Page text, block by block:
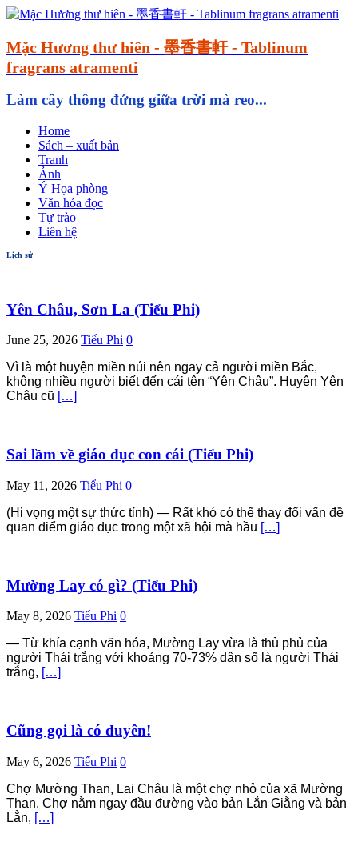
Mặc Hương thư hiên - 墨香書軒 - Tablinum
fragrans atramenti
Làm cây thông đứng giữa trời mà reo...
Home
Sách – xuất bản
Tranh
Ảnh
Ý Họa phòng
Văn hóa đọc
Tự trào
Liên hệ
Lịch sử
Yên Châu, Sơn La (Tiểu Phi)
June 25, 2026 Tiểu Phi 0
Vì là một huyện miền núi nên ngay cả người miền Bắc,
không nhiều người biết đến cái tên “Yên Châu”. Huyện Yên
Châu cũ
[…]
Sai lầm về giáo dục con cái (Tiểu Phi)
May 11, 2026 Tiểu Phi 0
(Hi vọng một sự thức tỉnh) — Rất khó có thể thay đổi vấn đề
quan điểm giáo dục trong một xã hội mà hầu […]
Mường Lay có gì? (Tiểu Phi)
May 8, 2026 Tiểu Phi 0
— Từ khía cạnh văn hóa, Mường Lay vừa là thủ phủ của
người Thái trắng với khoảng 70-73% dân số là người Thái
trắng, […]
Cũng gọi là có duyên!
May 6, 2026 Tiểu Phi 0
Chợ Mường Than, Lai Châu là một chợ nhỏ của xã Mường
Than. Chợ nằm ngay đầu đường vào bản Lẳn Giằng và bản
Lẳn, […]